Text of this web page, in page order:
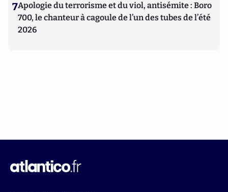
7Apologie du terrorisme et du viol, antisémite : Boro
700, le chanteur à cagoule de l’un des tubes de l’été
2026